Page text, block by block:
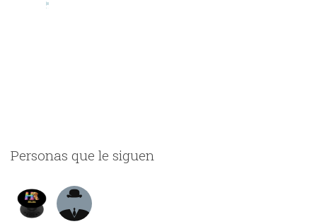
Personas que le siguen